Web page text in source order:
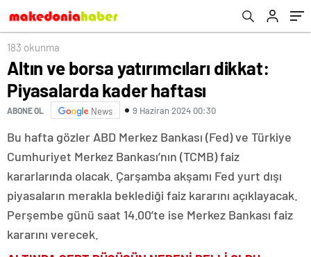
183 okunma
Altın ve borsa yatırımcıları dikkat:
Piyasalarda kader haftası
ABONE OL News 9 Haziran 2024 00:30
Bu hafta gözler ABD Merkez Bankası (Fed) ve Türkiye
Cumhuriyet Merkez Bankası’nın (TCMB) faiz
kararlarında olacak. Çarşamba akşamı Fed yurt dışı
piyasaların merakla beklediği faiz kararını açıklayacak.
Perşembe günü saat 14.00’te ise Merkez Bankası faiz
kararını verecek.